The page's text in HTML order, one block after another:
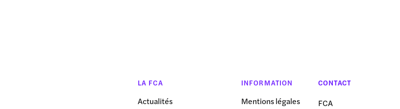
LA FCA
Actualités
INFORMATION
Mentions légales
CONTACT
FCA